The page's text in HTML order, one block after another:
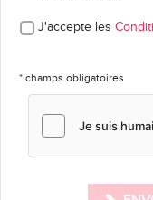
J'accepte les
* champs obligatoires